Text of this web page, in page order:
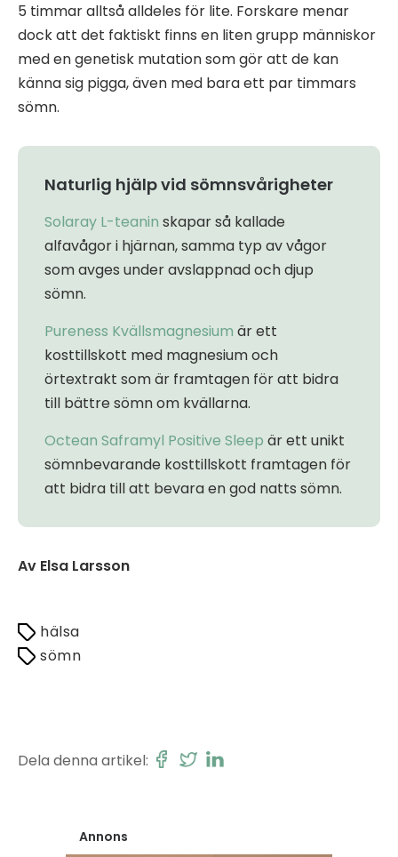
5 timmar alltså alldeles för lite. Forskare menar
dock att det faktiskt finns en liten grupp människor
med en genetisk mutation som gör att de kan
känna sig pigga, även med bara ett par timmars
sömn.
Naturlig hjälp vid sömnsvårigheter
Solaray L-teanin skapar så kallade
alfavågor i hjärnan, samma typ av vågor
som avges under avslappnad och djup
sömn.
Pureness Kvällsmagnesium är ett
kosttillskott med magnesium och
örtextrakt som är framtagen för att bidra
till bättre sömn om kvällarna.
Octean Saframyl Positive Sleep är ett unikt
sömnbevarande kosttillskott framtagen för
att bidra till att bevara en god natts sömn.
Av Elsa Larsson
hälsa
sömn
Dela denna artikel:
Annons